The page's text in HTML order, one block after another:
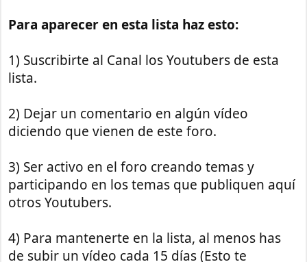
Para aparecer en esta lista haz esto:
1) Suscribirte al Canal los Youtubers de esta
lista.
2) Dejar un comentario en algún vídeo
diciendo que vienen de este foro.
3) Ser activo en el foro creando temas y
participando en los temas que publiquen aquí
otros Youtubers.
4) Para mantenerte en la lista, al menos has
de subir un vídeo cada 15 días (Esto te